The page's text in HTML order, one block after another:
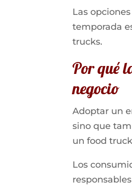
Las
temporada
trucks.
Por qué
negocio
Adoptar un
sino que
un food
Los